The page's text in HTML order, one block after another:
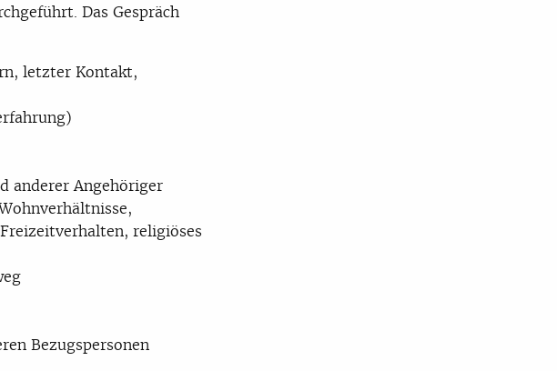
Das Gespräch
letzter Kontakt,
anderer Angehöriger
religiöses
Bezugspersonen